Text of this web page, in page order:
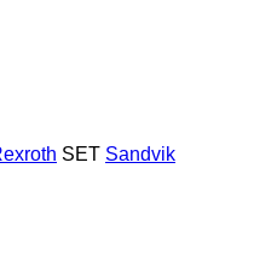
SET Sandvik